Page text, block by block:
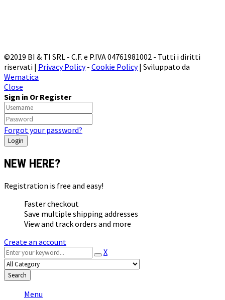
©2019 BI & TI SRL - C.F. e P.IVA 04761981002 - Tutti i diritti
riservati | Privacy Policy- Cookie Policy| Sviluppato da
Wematica
Close
Sign in Or Register
Forgot your password?
NEW HERE?
Registration is free and easy!
Faster checkout
Save multiple shipping addresses
View and track orders and more
Create an account
X
Search
Menu